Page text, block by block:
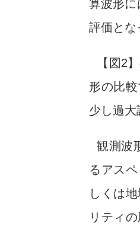
算波形に
評価とな
【図2
形の比
少し過
観測波
るアス
しくは
リティ